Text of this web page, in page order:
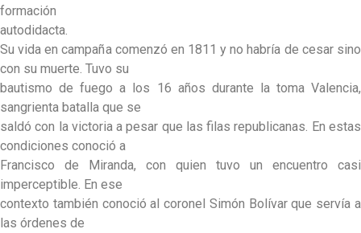
formación
autodidacta.
Su vida en campaña comenzó en 1811 y no habría de cesar sino
con su muerte. Tuvo su
bautismo de fuego a los 16 años durante la toma Valencia,
sangrienta batalla que se
saldó con la victoria a pesar que las filas republicanas. En estas
condiciones conoció a
Francisco de Miranda, con quien tuvo un encuentro casi
imperceptible. En ese
contexto también conoció al coronel Simón Bolívar que servía a
las órdenes de